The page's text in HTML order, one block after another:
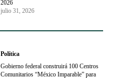
2026
julio 31, 2026
Política
Gobierno federal construirá 100 Centros
Comunitarios “México Imparable” para